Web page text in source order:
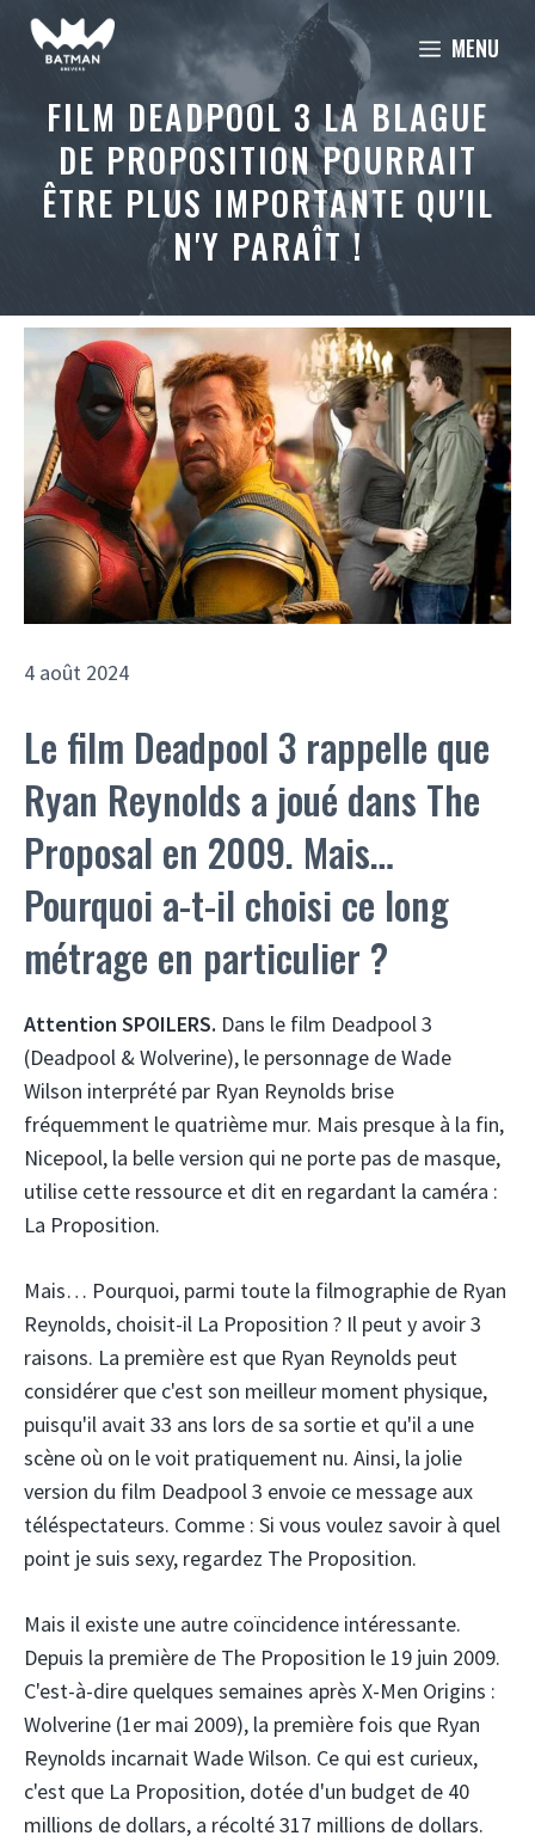
Aller
MENU
FILM DEADPOOL 3 LA BLAGUE
DE PROPOSITION POURRAIT
ÊTRE PLUS IMPORTANTE QU'IL
N'Y PARAÎT !
4 août 2024
Le film Deadpool 3 rappelle que
Ryan Reynolds a joué dans The
Proposal en 2009. Mais…
Pourquoi a-t-il choisi ce long
métrage en particulier ?
Attention SPOILERS. Dans le film Deadpool 3
(Deadpool & Wolverine), le personnage de Wade
Wilson interprété par Ryan Reynolds brise
fréquemment le quatrième mur. Mais presque à la fin,
Nicepool, la belle version qui ne porte pas de masque,
utilise cette ressource et dit en regardant la caméra :
La Proposition.
Mais… Pourquoi, parmi toute la filmographie de Ryan
Reynolds, choisit-il La Proposition ? Il peut y avoir 3
raisons. La première est que Ryan Reynolds peut
considérer que c'est son meilleur moment physique,
puisqu'il avait 33 ans lors de sa sortie et qu'il a une
scène où on le voit pratiquement nu. Ainsi, la jolie
version du film Deadpool 3 envoie ce message aux
téléspectateurs. Comme : Si vous voulez savoir à quel
point je suis sexy, regardez The Proposition.
Mais il existe une autre coïncidence intéressante.
Depuis la première de The Proposition le 19 juin 2009.
C'est-à-dire quelques semaines après X-Men Origins :
Wolverine (1er mai 2009), la première fois que Ryan
Reynolds incarnait Wade Wilson. Ce qui est curieux,
c'est que La Proposition, dotée d'un budget de 40
millions de dollars, a récolté 317 millions de dollars.